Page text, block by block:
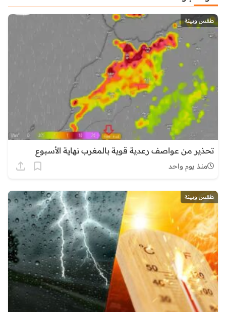
طقس وبيئة
تحذير من عواصف رعدية قوية بالمغرب نهاية الأسبوع
منذ يوم واحد
طقس وبيئة